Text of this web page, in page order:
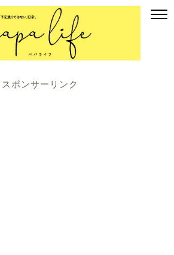
スポンサーリンク